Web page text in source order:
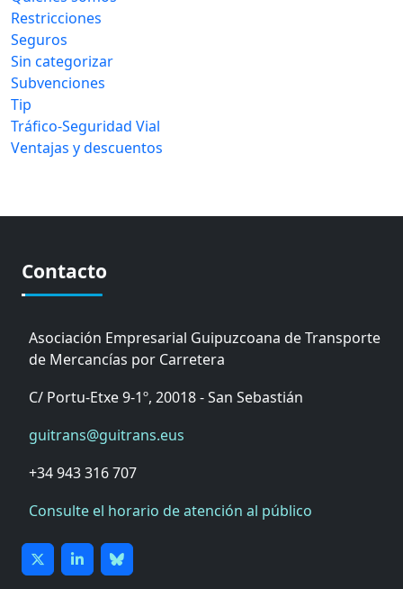
Restricciones
Seguros
Sin categorizar
Subvenciones
Tip
Tráfico-Seguridad Vial
Ventajas y descuentos
Contacto
Asociación Empresarial Guipuzcoana de Transporte
de Mercancías por Carretera
C/ Portu-Etxe 9-1º, 20018 - San Sebastián
guitrans@guitrans.eus
+34 943 316 707
Consulte el horario de atención al público